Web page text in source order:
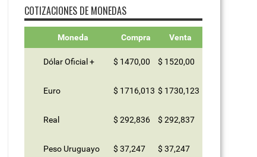
COTIZACIONES DE MONEDAS
Moneda Compra Venta
Dólar Oficial + $ 1470,00 $ 1520,00
Euro $ 1716,013 $ 1730,123
Real $ 292,836 $ 292,837
Peso Uruguayo $ 37,247 $ 37,247